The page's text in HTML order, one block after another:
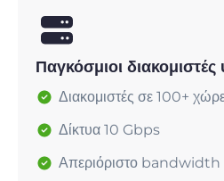
Παγκόσμιοι
Διακομιστές σε 100+
Δίκτυα 10 Gbps
Απεριόριστο bandwidth